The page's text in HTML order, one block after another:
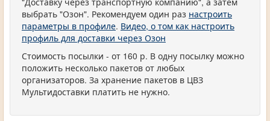
выбрать "Озон". Рекомендуем один раз настроить
параметры в профиле. Видео, о том как настроить
профиль для доставки через Озон
Стоимость посылки - от 160 р. В одну посылку можно
положить несколько пакетов от любых
организаторов. За хранение пакетов в ЦВЗ
Мультидоставки платить не нужно.